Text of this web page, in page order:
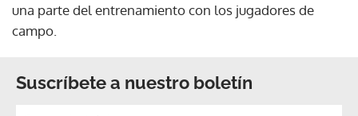
una parte del entrenamiento con los jugadores de
campo.
Suscríbete a nuestro boletín